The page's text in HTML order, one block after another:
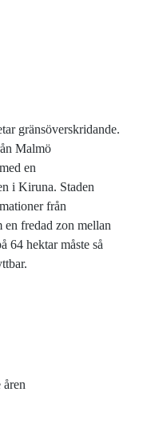
gränsöverskridande.
Malmö
en
i Kiruna. Staden
från
en fredad zon mellan
64 hektar måste så
åren